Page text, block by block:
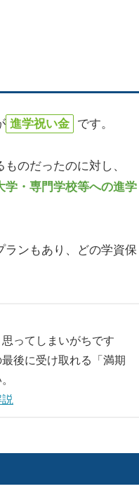
進学祝い金 です。
のだったのに対し、
学・専門学校等への進学
ランもあり、どの学資保
ってしまいがちです
後に受け取れる「満期